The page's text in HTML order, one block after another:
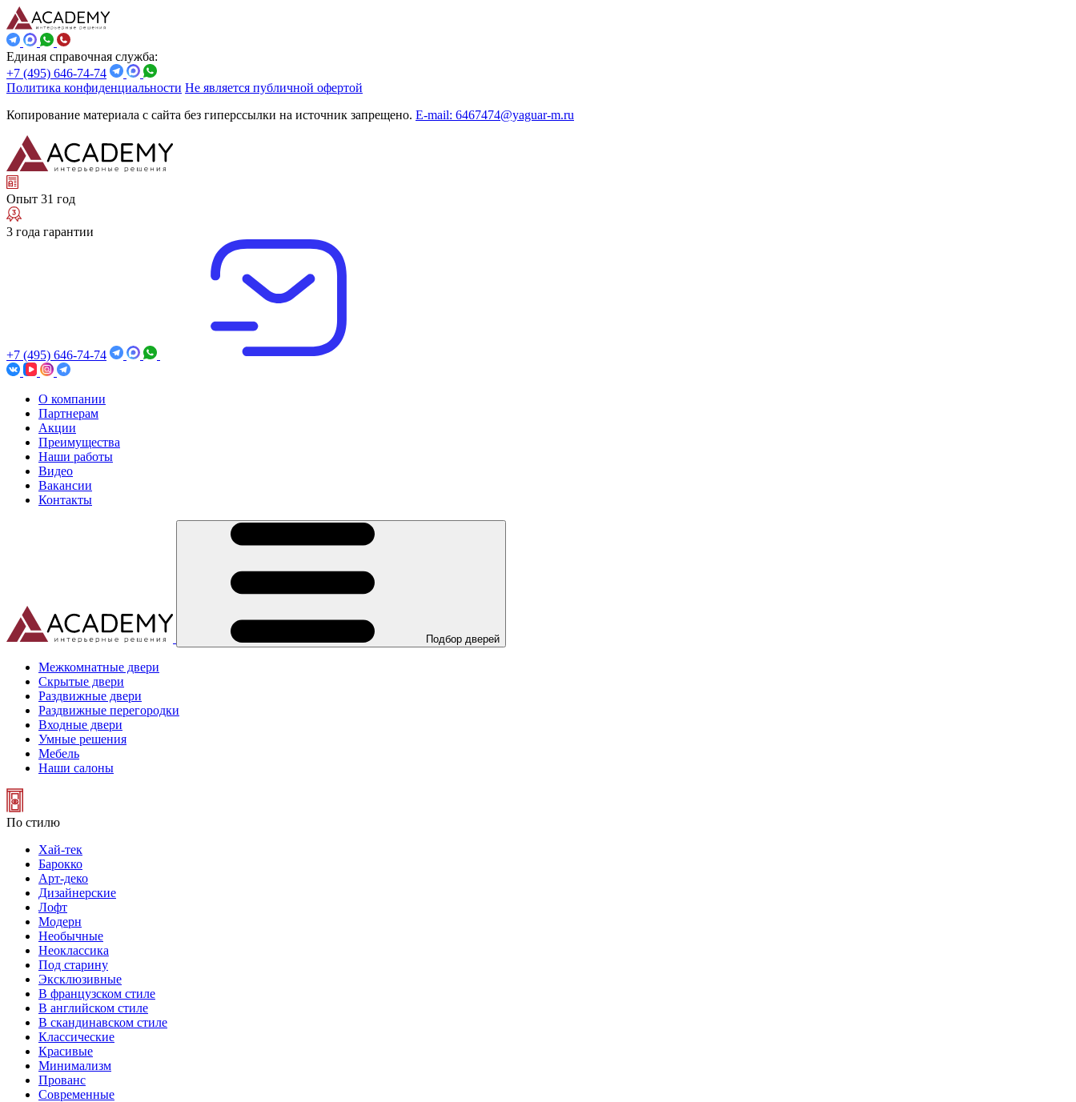
Единая справочная служба:
+7 (495) 646-74-74
Политика конфиденциальности Не является публичной офертой
Копирование материала с сайта без гиперссылки на источник запрещено. E-mail: 6467474@yaguar-m.ru
Опыт 31 год
3 года гарантии
+7 (495) 646-74-74
О компании
Партнерам
Акции
Преимущества
Наши работы
Видео
Вакансии
Контакты
Подбор дверей
Межкомнатные двери
Скрытые двери
Раздвижные двери
Раздвижные перегородки
Входные двери
Умные решения
Мебель
Наши салоны
По стилю
Хай-тек
Барокко
Арт-деко
Дизайнерские
Лофт
Модерн
Необычные
Неоклассика
Под старину
Эксклюзивные
В французском стиле
В английском стиле
В скандинавском стиле
Классические
Красивые
Минимализм
Прованс
Современные